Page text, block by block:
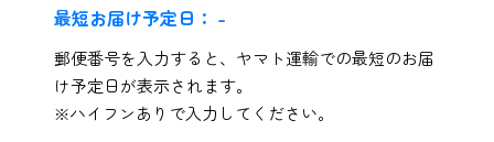
最短お届け予定日： -
郵便番号を入力すると、ヤマト運輸での最短のお届
け予定日が表示されます。
※ハイフンありで入力してください。